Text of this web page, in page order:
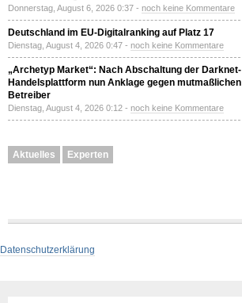
Donnerstag, August 6, 2026 0:37 - noch keine Kommentare
Deutschland im EU-Digitalranking auf Platz 17
Dienstag, August 4, 2026 0:47 - noch keine Kommentare
„Archetyp Market“: Nach Abschaltung der Darknet-
Handelsplattform nun Anklage gegen mutmaßlichen
Betreiber
Dienstag, August 4, 2026 0:12 - noch keine Kommentare
Aktuelles Experten
Datenschutzerklärung